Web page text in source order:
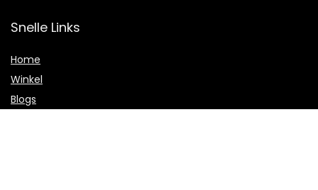
Snelle Links
Home
Winkel
Blogs